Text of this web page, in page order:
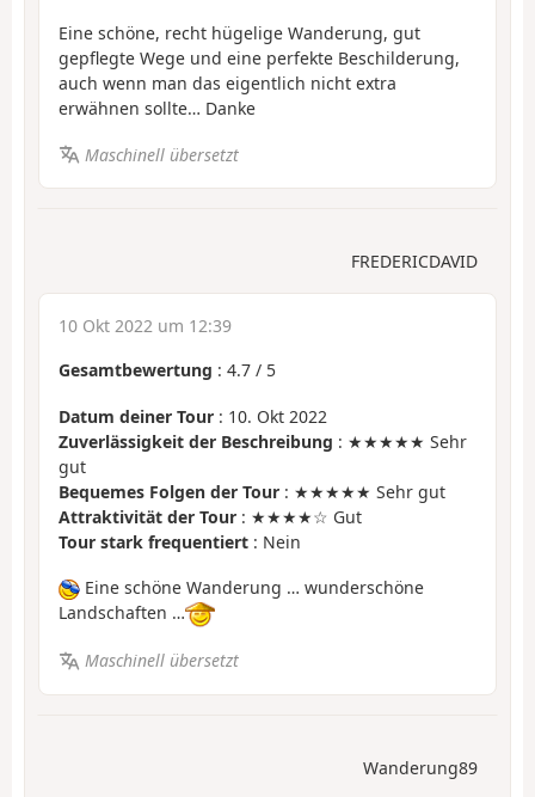
Eine schöne, recht hügelige Wanderung, gut
gepflegte Wege und eine perfekte Beschilderung,
auch wenn man das eigentlich nicht extra
erwähnen sollte… Danke
Maschinell übersetzt
FREDERICDAVID
10 Okt 2022 um 12:39
Gesamtbewertung : 4.7 / 5
Datum deiner Tour : 10. Okt 2022
Zuverlässigkeit der Beschreibung : ★★★★★ Sehr
gut
Bequemes Folgen der Tour : ★★★★★ Sehr gut
Attraktivität der Tour : ★★★★☆ Gut
Tour stark frequentiert : Nein
Eine schöne Wanderung … wunderschöne
Landschaften …
Maschinell übersetzt
Wanderung89